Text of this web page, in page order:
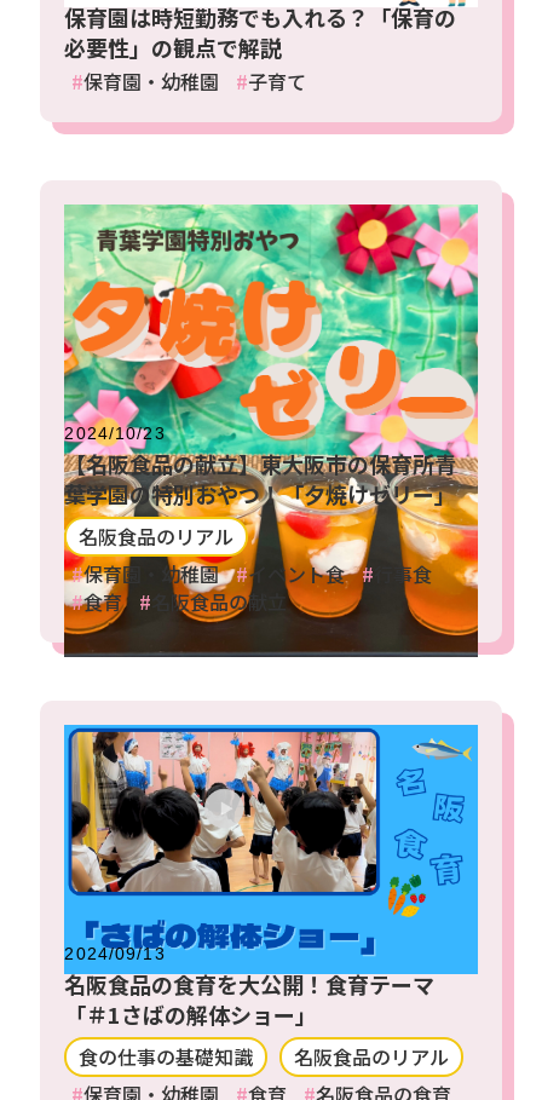
保育園は時短勤務でも入れる？「保育の
必要性」の観点で解説
保育園・幼稚園 子育て
2024/10/23
【名阪食品の献立】東大阪市の保育所青
葉学園の特別おやつ！「夕焼けゼリー」
名阪食品のリアル
保育園・幼稚園
イベント食
行事食
食育
名阪食品の献立
2024/09/13
名阪食品の食育を大公開！食育テーマ
「＃1さばの解体ショー」
食の仕事の基礎知識
名阪食品のリアル
保育園・幼稚園
食育 名阪食品の食育